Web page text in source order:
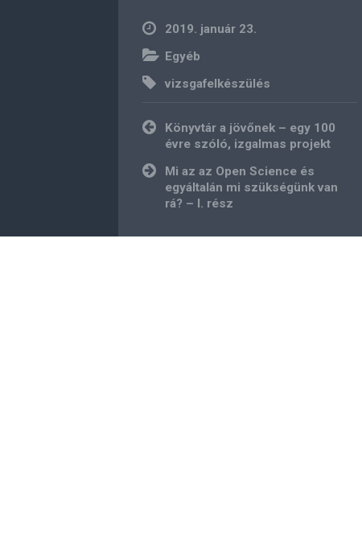
2019. január 23.
Egyéb
vizsgafelkészülés
Bejegyzés
navigáció
Könyvtár a jövőnek – egy 100
évre szóló, izgalmas projekt
Mi az az Open Science és
egyáltalán mi szükségünk van
rá? – I. rész